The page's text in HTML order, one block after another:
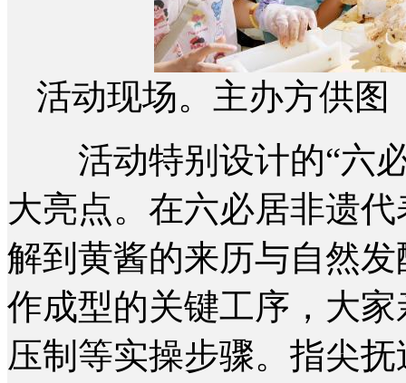
活动现场。主办方供图
活动特别设计的“六必
大亮点。在六必居非遗
解到黄酱的来历与自然
作成型的关键工序，大
压制等实操步骤。指尖